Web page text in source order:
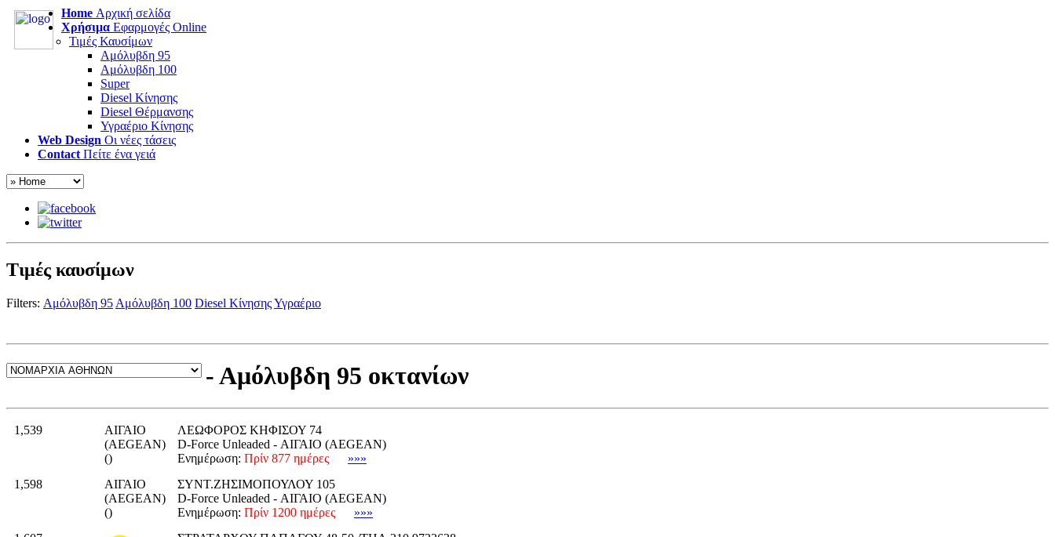
Home Αρχική σελίδα
Χρήσιμα Εφαρμογές Online
Τιμές Καυσίμων
Αμόλυβδη 95
Αμόλυβδη 100
Super
Diesel Κίνησης
Diesel Θέρμανσης
Υγραέριο Κίνησης
Web Design Οι νέες τάσεις
Contact Πείτε ένα γειά
Τιμές καυσίμων
Filters: Αμόλυβδη 95 Αμόλυβδη 100 Diesel ΚίνησηςΥγραέριο
- Αμόλυβδη 95 οκτανίων
1,539
ΑΙΓΑΙΟ
(AEGEAN)
()
ΛΕΩΦΟΡΟΣ ΚΗΦΙΣΟΥ 74
D-Force Unleaded - ΑΙΓΑΙΟ (AEGEAN)
Ενημέρωση: Πρίν 877 ημέρες
»»»
1,598
ΑΙΓΑΙΟ
(AEGEAN)
()
ΣΥΝΤ.ΖΗΣΙΜΟΠΟΥΛΟΥ 105
D-Force Unleaded - ΑΙΓΑΙΟ (AEGEAN)
Ενημέρωση: Πρίν 1200 ημέρες
»»»